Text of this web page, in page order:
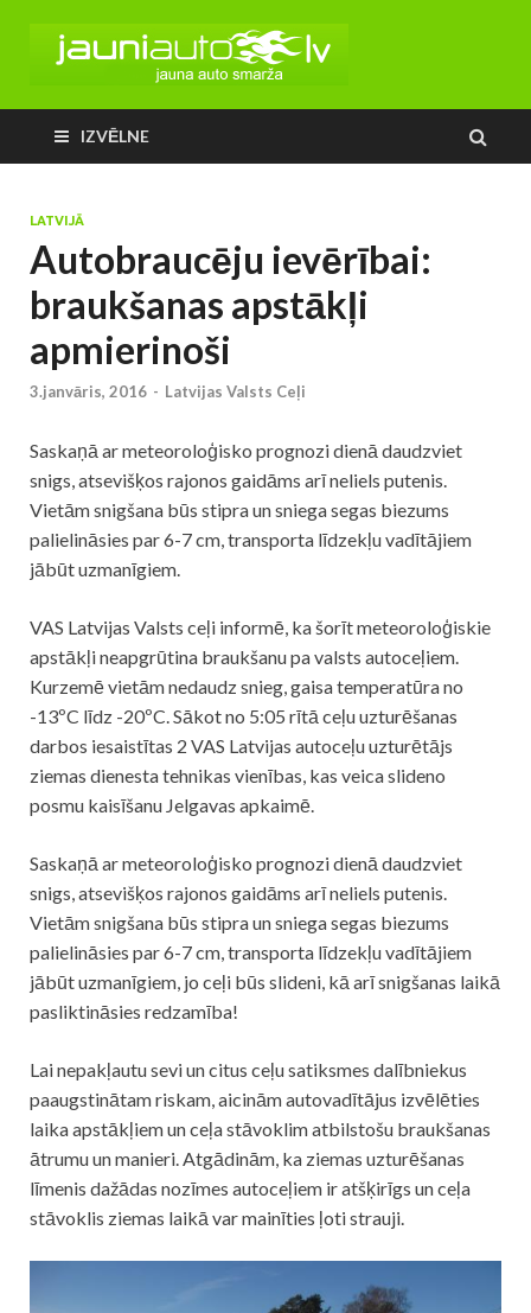
IZVĒLNE
LATVIJĀ
Autobraucēju ievērībai:
braukšanas apstākļi
apmierinoši
3.janvāris, 2016 - Latvijas Valsts Ceļi
Saskaņā ar meteoroloģisko prognozi dienā daudzviet
snigs, atsevišķos rajonos gaidāms arī neliels putenis.
Vietām snigšana būs stipra un sniega segas biezums
palielināsies par 6-7 cm, transporta līdzekļu vadītājiem
jābūt uzmanīgiem.
VAS Latvijas Valsts ceļi informē, ka šorīt meteoroloģiskie
apstākļi neapgrūtina braukšanu pa valsts autoceļiem.
Kurzemē vietām nedaudz snieg, gaisa temperatūra no
-13ºC līdz -20ºC. Sākot no 5:05 rītā ceļu uzturēšanas
darbos iesaistītas 2 VAS Latvijas autoceļu uzturētājs
ziemas dienesta tehnikas vienības, kas veica slideno
posmu kaisīšanu Jelgavas apkaimē.
Saskaņā ar meteoroloģisko prognozi dienā daudzviet
snigs, atsevišķos rajonos gaidāms arī neliels putenis.
Vietām snigšana būs stipra un sniega segas biezums
palielināsies par 6-7 cm, transporta līdzekļu vadītājiem
jābūt uzmanīgiem, jo ceļi būs slideni, kā arī snigšanas laikā
pasliktināsies redzamība!
Lai nepakļautu sevi un citus ceļu satiksmes dalībniekus
paaugstinātam riskam, aicinām autovadītājus izvēlēties
laika apstākļiem un ceļa stāvoklim atbilstošu braukšanas
ātrumu un manieri. Atgādinām, ka ziemas uzturēšanas
līmenis dažādas nozīmes autoceļiem ir atšķirīgs un ceļa
stāvoklis ziemas laikā var mainīties ļoti strauji.